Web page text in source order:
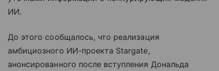
ИИ.
До этого сообщалось, что реализация
амбициозного ИИ-проекта Stargate,
анонсированного после вступления Дональда